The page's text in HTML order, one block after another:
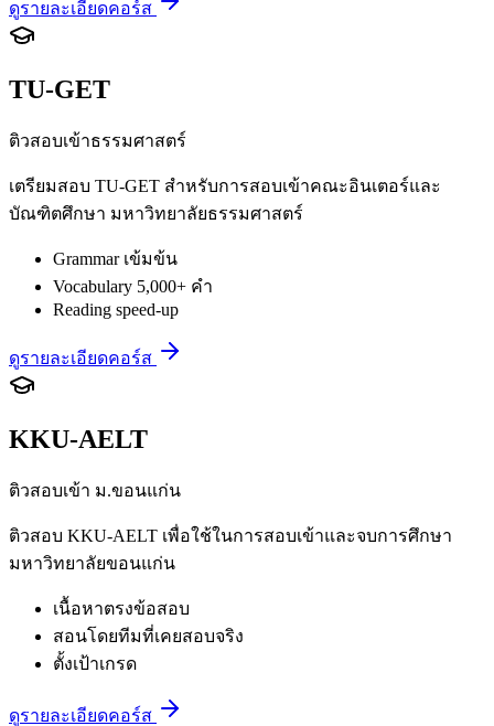
ดูรายละเอียดคอร์ส
TU-GET
ติวสอบเข้าธรรมศาสตร์
เตรียมสอบ TU-GET สำหรับการสอบเข้าคณะอินเตอร์และ
บัณฑิตศึกษา มหาวิทยาลัยธรรมศาสตร์
Grammar เข้มข้น
Vocabulary 5,000+ คำ
Reading speed-up
ดูรายละเอียดคอร์ส
KKU-AELT
ติวสอบเข้า ม.ขอนแก่น
ติวสอบ KKU-AELT เพื่อใช้ในการสอบเข้าและจบการศึกษา
มหาวิทยาลัยขอนแก่น
เนื้อหาตรงข้อสอบ
สอนโดยทีมที่เคยสอบจริง
ตั้งเป้าเกรด
ดูรายละเอียดคอร์ส